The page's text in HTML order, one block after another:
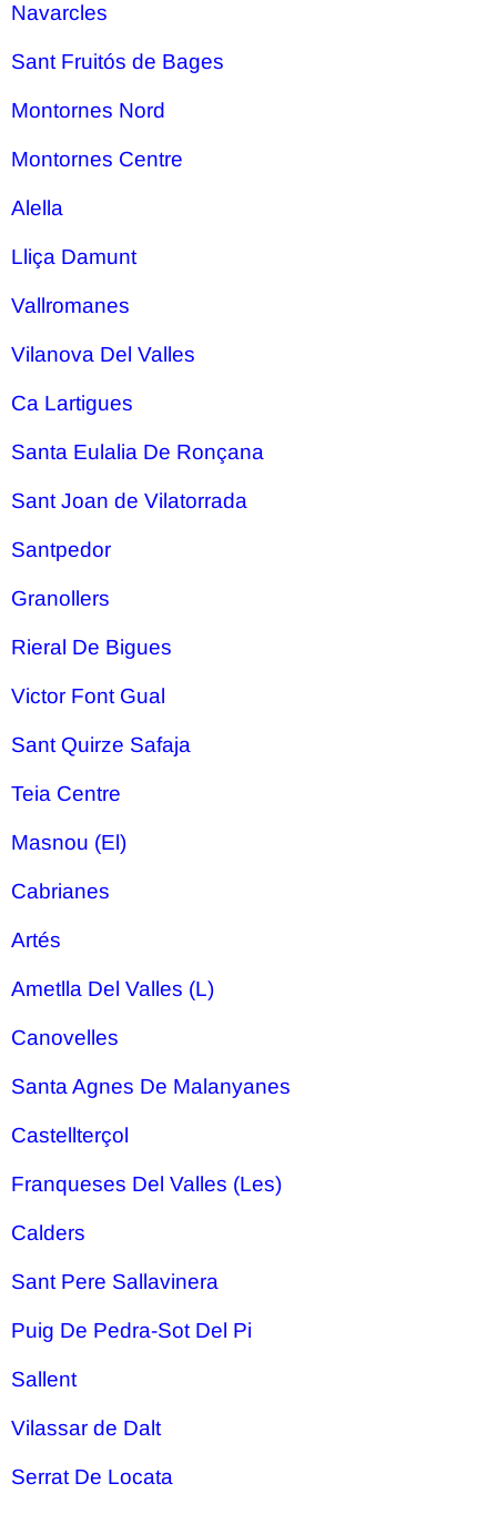
Navarcles
Sant Fruitós de Bages
Montornes Nord
Montornes Centre
Alella
Lliça Damunt
Vallromanes
Vilanova Del Valles
Ca Lartigues
Santa Eulalia De Ronçana
Sant Joan de Vilatorrada
Santpedor
Granollers
Rieral De Bigues
Victor Font Gual
Sant Quirze Safaja
Teia Centre
Masnou (El)
Cabrianes
Artés
Ametlla Del Valles (L)
Canovelles
Santa Agnes De Malanyanes
Castellterçol
Franqueses Del Valles (Les)
Calders
Sant Pere Sallavinera
Puig De Pedra-Sot Del Pi
Sallent
Vilassar de Dalt
Serrat De Locata